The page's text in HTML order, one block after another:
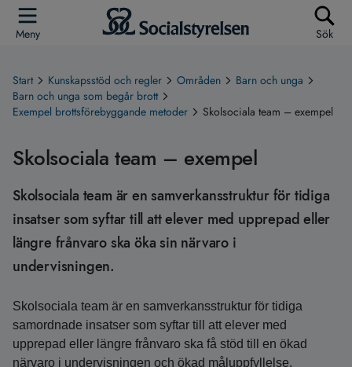
Meny Sök
Start Kunskapsstöd och regler Områden
Barn och unga
Barn och unga som begår brott
Exempel brottsförebyggande metoder
Skolsociala team – exempel
Skolsociala team – exempel
Skolsociala team är en samverkansstruktur för tidiga
insatser som syftar till att elever med upprepad eller
längre frånvaro ska öka sin närvaro i
undervisningen.
Skolsociala team är en samverkansstruktur för tidiga
samordnade insatser som syftar till att elever med
upprepad eller längre frånvaro ska få stöd till en ökad
närvaro i undervisningen och ökad måluppfyllelse.